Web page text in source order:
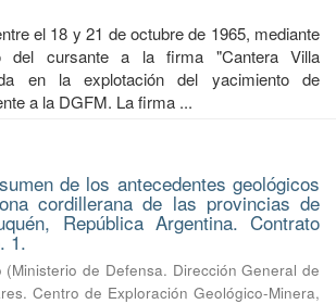
el 18 y 21 de octubre de 1965, mediante
del cursante a la firma "Cantera Villa
en la explotación del yacimiento de
a la DGFM. La firma ...
de los antecedentes geológicos
cordillerana de las provincias de
República Argentina. Contrato
1.
(Ministerio de Defensa. Dirección General de
Centro de Exploración Geológico-Minera,